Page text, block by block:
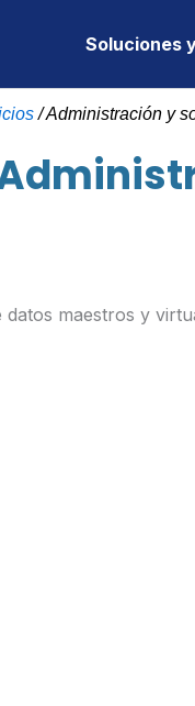
Soluciones
/Administración y